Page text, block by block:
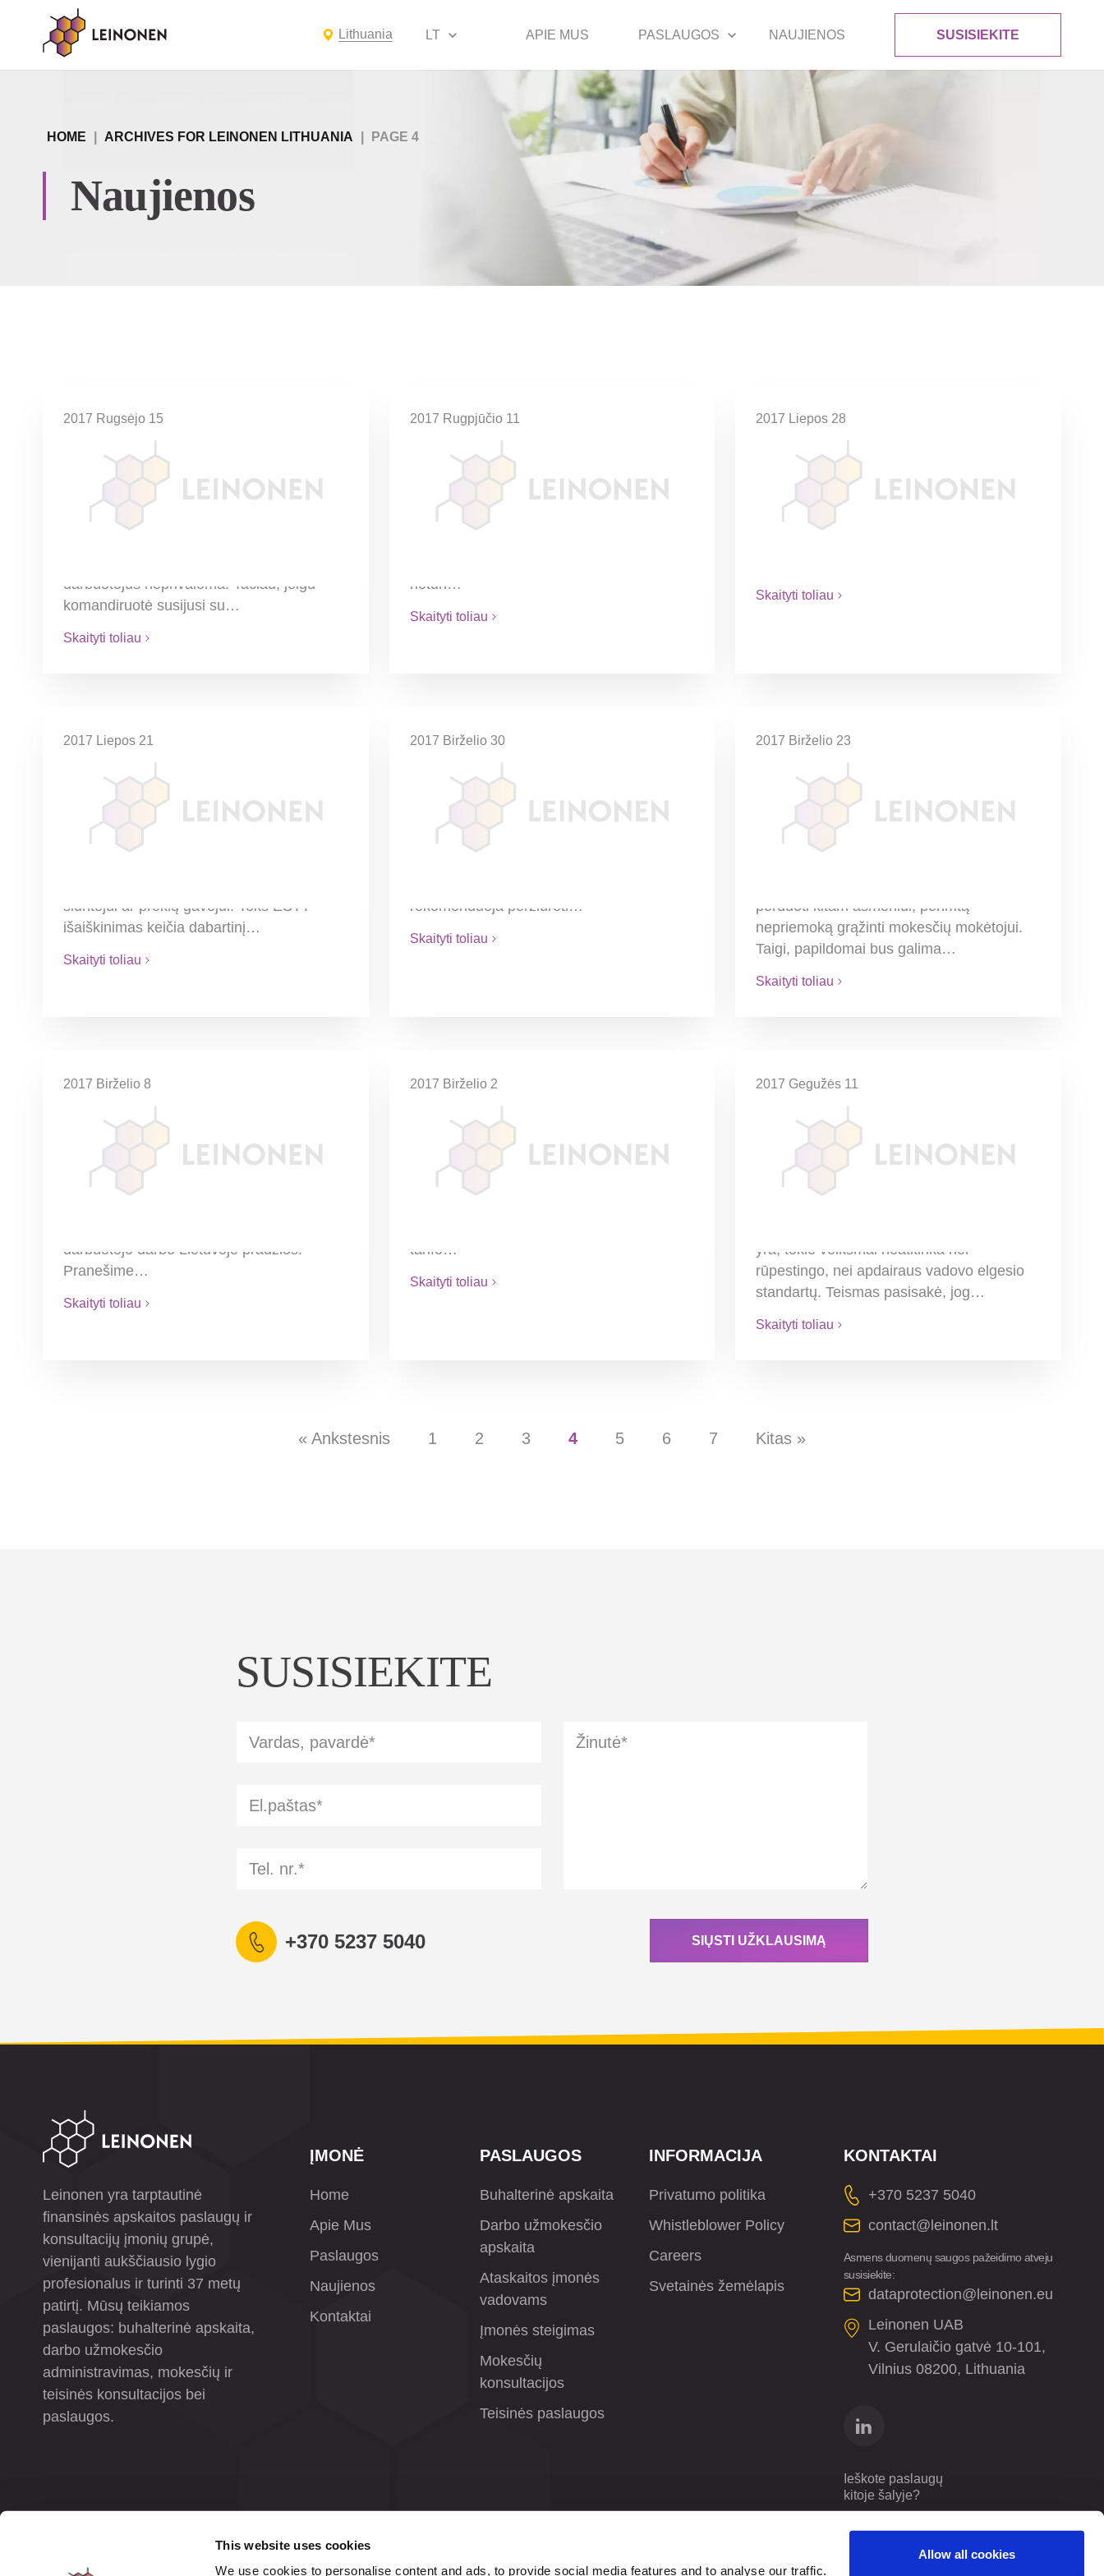
This website uses cookies
We use cookies to personalise content and ads, to provide social media features and to analyse our traffic.
Allow all cookies
Lithuania LT APIE MUS PASLAUGOS NAUJIENOS SUSISIEKITE
HOME ARCHIVES FOR LEINONEN LITHUANIA PAGE 4
Naujienos
2017 Rugsėjo 15
Privaloma pranešti apie į
Suomiją komandiruotus
darbuotojus
Jeigu įmonė komandiruoja darbuotojus į
darbuotojus neprivaloma. Tačiau, jeigu
komandiruotė susijusi su…
Skaityti toliau
2017 Rugpjūčio 11
Autorinių atlyginimų
apmokestinimo pasikeitimas
Nuo 2017 m. rugpjūčio 1 d., socialinio
draudimo įmokos mokamos tik nuo pusės
neturi…
Skaityti toliau
2017 Liepos 28
VMI patikslino kyšio sąvoką
Komentare patikslinama, kad kyšiu gali būti
laikomas ne tik tiesioginis pinigų
perdavimas asmeniui, bet ir kiti kyšio
Skaityti toliau
2017 Liepos 21
Keičiasi nuostatos dėl 0 proc.
PVM tarifo taikymo vežimo
paslaugoms
Vežimo paslaugos laikomos tiesiogiai
siuntėjui ar prekių gavėjui. Toks ESTT
išaiškinimas keičia dabartinį…
Skaityti toliau
2017 Birželio 30
Naujasis Darbo kodeksas
Ar įsigaliojus NDK darbdaviai privalės
pakeisti galiojančias darbo sutartis?
Galiojančių darbo sutarčių peržiūrėjimas
rekomenduoja peržiūrėti…
Skaityti toliau
2017 Birželio 23
Mokestinę nepriemoką bus
galima perimti, grąžinti arba
perleisti kitiems
Remiantis taisyklių pakeitimais, skolininkui
perduoti kitam asmeniui; perimtą
nepriemoką grąžinti mokesčių mokėtojui.
Taigi, papildomai bus galima…
Skaityti toliau
2017 Birželio 8
Prievolė darbdaviui –
informuoti apie
komandiruojamus darbuotojus
Pranešimą bus galima pateikti el. paštu,
darbuotojo darbo Lietuvoje pradžios.
Pranešime…
Skaityti toliau
2017 Birželio 2
PVM kodas – nėra esminė
sąlyga 0 proc. PVM taikymui
Teismas dar kartą pasisakė, kad
reikalavimai, jog pirkėjas turėtų PVM
tarifo…
Skaityti toliau
2017 Gegužės 11
Vadovo atsakomybė už
netinkamą bendrovės
buhalterijos vedimą
Teismas nusprendė, kad aplaidus
yra, tokie veiksmai neatitinka nei
rūpestingo, nei apdairaus vadovo elgesio
standartų. Teismas pasisakė, jog…
Skaityti toliau
« Ankstesnis 1 2 3 4 5 6 7 Kitas »
SUSISIEKITE
SIŲSTI UŽKLAUSIMĄ
+370 5237 5040
Leinonen yra tarptautinė
finansinės apskaitos paslaugų ir
konsultacijų įmonių grupė,
vienijanti aukščiausio lygio
profesionalus ir turinti 37 metų
patirtį. Mūsų teikiamos
paslaugos: buhalterinė apskaita,
darbo užmokesčio
administravimas, mokesčių ir
teisinės konsultacijos bei
paslaugos.
ĮMONĖ
Home
Apie Mus
Paslaugos
Naujienos
Kontaktai
PASLAUGOS
Buhalterinė apskaita
Darbo užmokesčio
apskaita
Ataskaitos įmonės
vadovams
Įmonės steigimas
Mokesčių
konsultacijos
Teisinės paslaugos
INFORMACIJA
Privatumo politika
Whistleblower Policy
Careers
Svetainės žemėlapis
KONTAKTAI
+370 5237 5040
contact@leinonen.lt
Asmens duomenų saugos pažeidimo atveju
susisiekite:
dataprotection@leinonen.eu
Leinonen UAB
V. Gerulaičio gatvė 10-101,
Vilnius 08200, Lithuania
Ieškote paslaugų
kitoje šalyje?
Lithuania LT